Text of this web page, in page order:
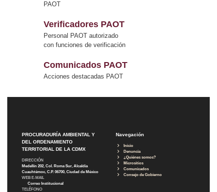
PAOT
Verificadores PAOT
Personal PAOT autorizado
con funciones de verificación
Comunicados PAOT
Acciones destacadas PAOT
PROCURADURÍA AMBIENTAL Y
DEL ORDENAMIENTO
TERRITORIAL DE LA CDMX
DIRECCIÓN
Medellín 202, Col. Roma Sur, Alcaldía
Cuauhtémoc, C.P. 06700, Ciudad de México
WEB E-MAIL
Correo Institucional
TELÉFONO
Navegación
Inicio
Denuncia
¿Quiénes somos?
Micrositios
Comunicados
Consejo de Gobierno